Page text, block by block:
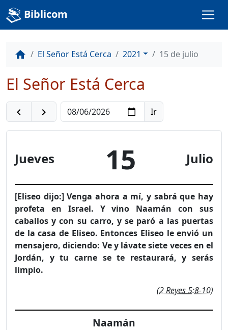
Biblicom
home El Señor Está Cerca 2021 15 de julio
El Señor Está Cerca
navigate_before navigate_next
Jueves 15 Julio
[Eliseo dijo:] Venga ahora a mí, y sabrá que hay
profeta en Israel. Y vino Naamán con sus
caballos y con su carro, y se paró a las puertas
de la casa de Eliseo. Entonces Eliseo le envió un
mensajero, diciendo: Ve y lávate siete veces en el
Jordán, y tu carne se te restaurará, y serás
limpio.
(2 Reyes 5:8-10)
Naamán